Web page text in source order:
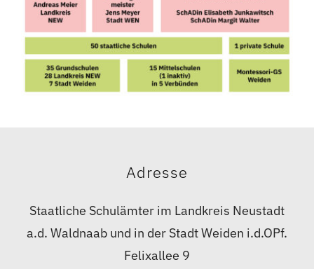
Formulare
Adresse
Staatliche Schulämter im Landkreis Neustadt
a.d. Waldnaab und in der Stadt Weiden i.d.OPf.
Felixallee 9